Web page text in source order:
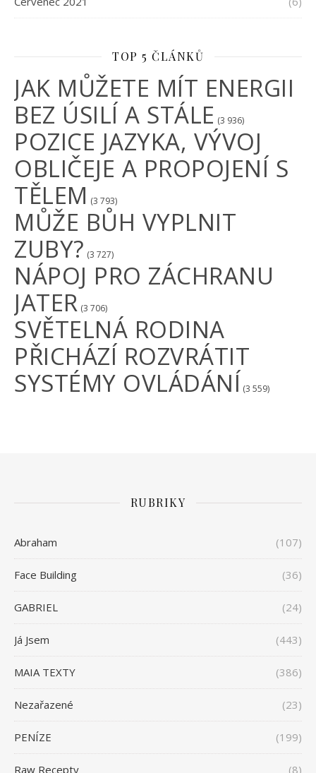
TOP 5 ČLÁNKŮ
JAK MŮŽETE MÍT ENERGII
BEZ ÚSILÍ A STÁLE (3 936)
POZICE JAZYKA, VÝVOJ
OBLIČEJE A PROPOJENÍ S
TĚLEM (3 793)
MŮŽE BŮH VYPLNIT
ZUBY? (3 727)
NÁPOJ PRO ZÁCHRANU
JATER (3 706)
SVĚTELNÁ RODINA
PŘICHÁZÍ ROZVRÁTIT
SYSTÉMY OVLÁDÁNÍ (3 559)
RUBRIKY
Abraham (107)
Face Building (36)
GABRIEL (24)
Já Jsem (443)
MAIA TEXTY (386)
Nezařazené (23)
PENÍZE (199)
Raw Recepty (8)